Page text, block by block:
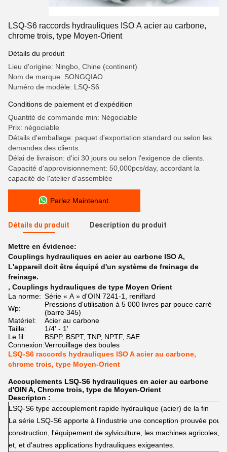
LSQ-S6 raccords hydrauliques ISO A acier au carbone,
chrome trois, type Moyen-Orient
Détails du produit
Lieu d'origine: Ningbo, Chine (continent)
Nom de marque: SONGQIAO
Numéro de modèle: LSQ-S6
Conditions de paiement et d'expédition
Quantité de commande min: Négociable
Prix: négociable
Détails d'emballage: paquet d'exportation standard ou selon les
demandes des clients.
Délai de livraison: d'ici 30 jours ou selon l'exigence de clients.
Capacité d'approvisionnement: 50,000pcs/day, accordant la
capacité de l'atelier d'assemblée
Parlez Maintenant.
Détails du produit Description du produit
Mettre en évidence:
Couplings hydrauliques en acier au carbone ISO A,
L'appareil doit être équipé d'un système de freinage de
freinage.
, Couplings hydrauliques de type Moyen Orient
La norme: Série « A » d'OIN 7241-1, reniflard
Wp:
Pressions d'utilisation à 5 000 livres par pouce carré
(barre 345)
Matériel:
Acier au carbone
Taille:
1/4' - 1'
Le fil:
BSPP, BSPT, TNP, NPTF, SAE
Connexion:Verrouillage des boules
LSQ-S6 raccords hydrauliques ISO A acier au carbone,
chrome trois, type Moyen-Orient
Accouplements LSQ-S6 hydrauliques en acier au carbone
d'OIN A, Chrome trois, type de Moyen-Orient
Descripton :
LSQ-S6 type accouplement rapide hydraulique (acier) de la fin
La série LSQ-S6 apporte à l'industrie une conception prouvée pour
construction, l'équipement de sylviculture, les machines agricoles,
et, et d'autres applications hydrauliques exigeantes.